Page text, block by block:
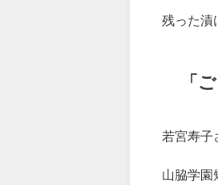
を巻く
「